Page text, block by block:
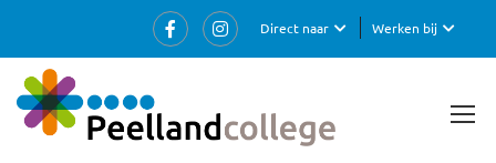
Werken bij
Direct naar